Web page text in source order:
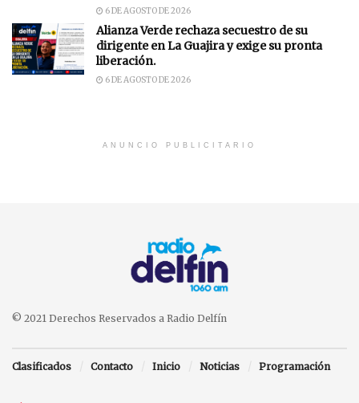
6 DE AGOSTO DE 2026
Alianza Verde rechaza secuestro de su
dirigente en La Guajira y exige su pronta
liberación.
6 DE AGOSTO DE 2026
ANUNCIO PUBLICITARIO
© 2021 Derechos Reservados a Radio Delfín
Clasificados Contacto Inicio Noticias Programación